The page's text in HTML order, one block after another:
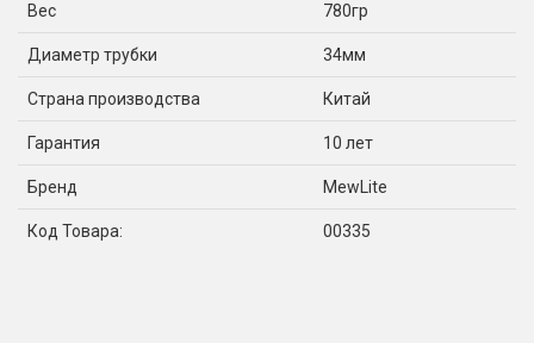
Вес 780гр
Диаметр трубки 34мм
Страна производства Китай
Гарантия 10 лет
Бренд MewLite
Код Товара: 00335